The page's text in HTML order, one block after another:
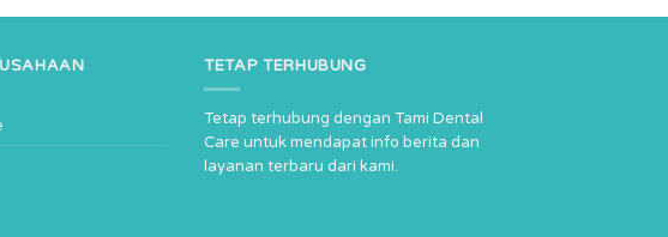
TETAP TERHUBUNG
Tetap terhubung dengan Tami Dental
Care untuk mendapat info berita dan
layanan terbaru dari kami.